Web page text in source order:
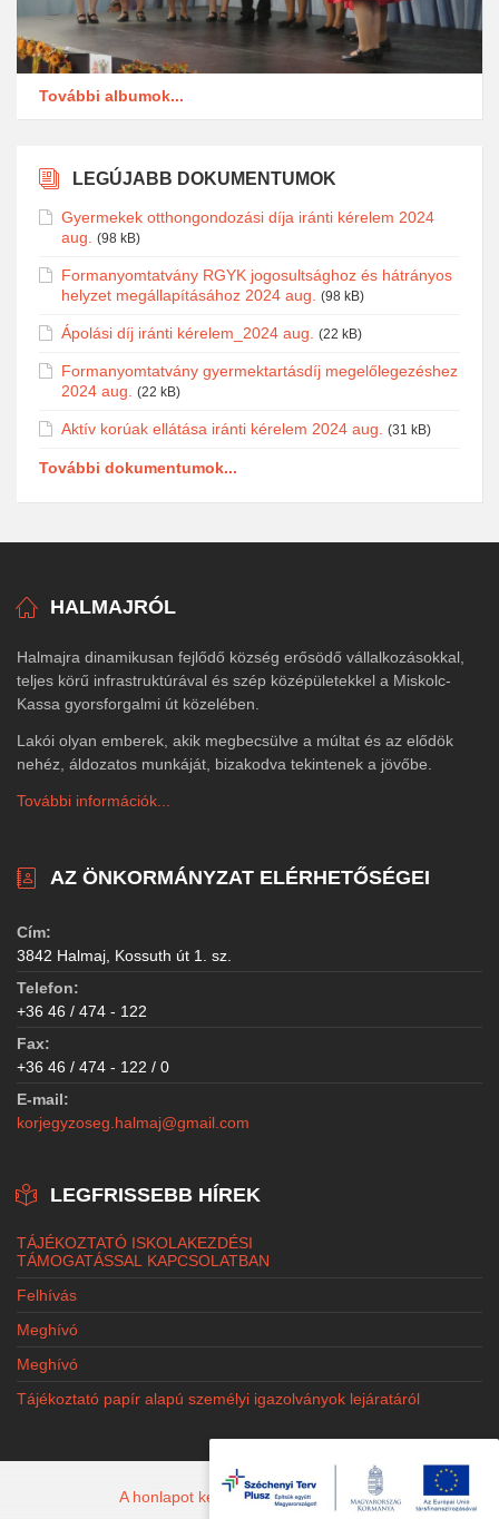
További albumok...
LEGÚJABB DOKUMENTUMOK
Gyermekek otthongondozási díja iránti kérelem 2024
aug.
(98 kB)
Formanyomtatvány RGYK jogosultsághoz és hátrányos
helyzet megállapításához 2024 aug.
(98 kB)
Ápolási díj iránti kérelem_2024 aug. (22 kB)
Formanyomtatvány gyermektartásdíj megelőlegezéshez
2024 aug.
(22 kB)
Aktív korúak ellátása iránti kérelem 2024 aug. (31 kB)
További dokumentumok...
HALMAJRÓL
Halmajra dinamikusan fejlődő község erősödő vállalkozásokkal,
teljes körű infrastruktúrával és szép középületekkel a Miskolc-
Kassa gyorsforgalmi út közelében.
Lakói olyan emberek, akik megbecsülve a múltat és az elődök
nehéz, áldozatos munkáját, bizakodva tekintenek a jövőbe.
További információk...
AZ ÖNKORMÁNYZAT ELÉRHETŐSÉGEI
Cím:
3842 Halmaj, Kossuth út 1. sz.
Telefon:
+36 46 / 474 - 122
Fax:
+36 46 / 474 - 122 / 0
E-mail:
korjegyzoseg.halmaj@gmail.com
LEGFRISSEBB HÍREK
TÁJÉKOZTATÓ ISKOLAKEZDÉSI
TÁMOGATÁSSAL KAPCSOLATBAN
Felhívás
Meghívó
Meghívó
Tájékoztató papír alapú személyi igazolványok lejáratáról
A honlapot készítette: Jacobi Marketing